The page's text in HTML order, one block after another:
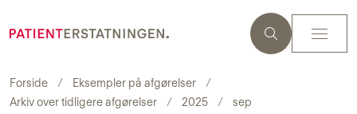
Forside
Eksempler på afgørelser
Arkiv over tidligere afgørelser
2025 sep